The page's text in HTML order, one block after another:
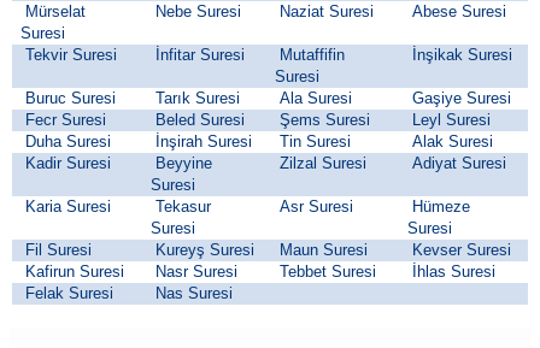
Mürselat
Suresi
Nebe Suresi Naziat Suresi Abese Suresi
Tekvir Suresi İnfitar Suresi
Mutaffifin
Suresi
İnşikak Suresi
Buruc Suresi Tarık Suresi Ala Suresi
Gaşiye Suresi
Fecr Suresi
Beled Suresi Şems Suresi
Leyl Suresi
Duha Suresi
İnşirah Suresi Tin Suresi
Alak Suresi
Kadir Suresi
Beyyine
Suresi
Zilzal Suresi Adiyat Suresi
Karia Suresi
Tekasur
Suresi
Asr Suresi
Hümeze
Suresi
Fil Suresi
Kureyş Suresi Maun Suresi
Kevser Suresi
Kafirun Suresi
Nasr Suresi Tebbet Suresi
İhlas Suresi
Felak Suresi
Nas Suresi